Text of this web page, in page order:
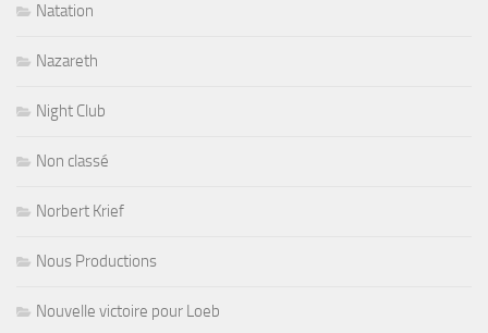
Natation
Nazareth
Night Club
Non classé
Norbert Krief
Nous Productions
Nouvelle victoire pour Loeb